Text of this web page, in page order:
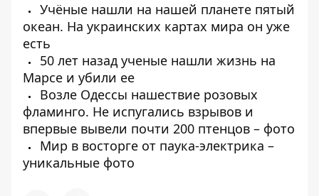
Учёные нашли на нашей планете пятый
океан. На украинских картах мира он уже
есть
50 лет назад ученые нашли жизнь на
Марсе и убили ее
Возле Одессы нашествие розовых
фламинго. Не испугались взрывов и
впервые вывели почти 200 птенцов – фото
Мир в восторге от паука-электрика –
уникальные фото